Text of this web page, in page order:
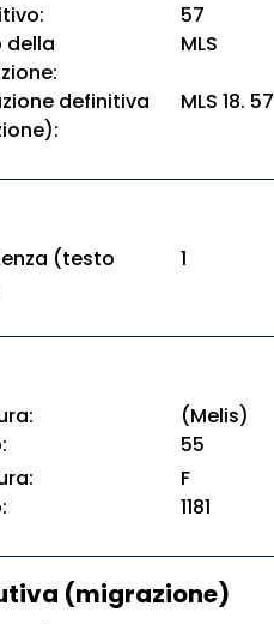
57
della
MLS
definitiva
MLS 18. 57
(testo
1
(Melis)
55
F
1181
(migrazione)